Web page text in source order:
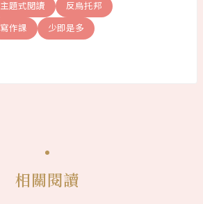
主題式閱讀 反烏托邦
寫作課 少即是多
相關閱讀